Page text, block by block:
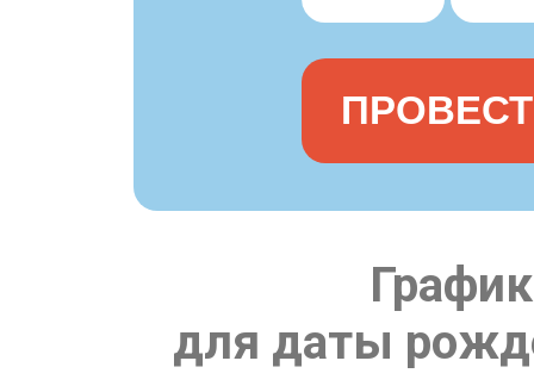
для даты